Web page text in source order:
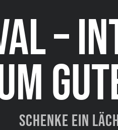
–
Schenke ein